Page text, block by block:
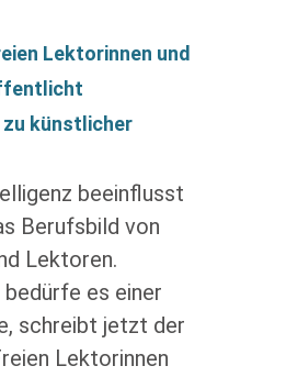
Lektorinnen und
künstlicher
beeinflusst
Berufsbild von
Lektoren.
es einer
schreibt jetzt der
Lektorinnen